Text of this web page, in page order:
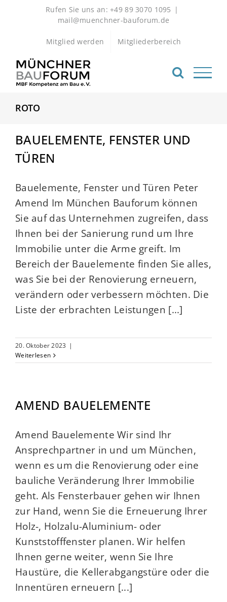
Rufen Sie uns an: +49 89 3070 1095 |
mail@muenchner-bauforum.de
Mitglied werden Mitgliederbereich
ROTO
BAUELEMENTE, FENSTER UND
TÜREN
Bauelemente, Fenster und Türen Peter
Amend Im München Bauforum können
Sie auf das Unternehmen zugreifen, dass
Ihnen bei der Sanierung rund um Ihre
Immobilie unter die Arme greift. Im
Bereich der Bauelemente finden Sie alles,
was Sie bei der Renovierung erneuern,
verändern oder verbessern möchten. Die
Liste der erbrachten Leistungen [...]
20. Oktober 2023 |
Weiterlesen
AMEND BAUELEMENTE
Amend Bauelemente Wir sind Ihr
Ansprechpartner in und um München,
wenn es um die Renovierung oder eine
bauliche Veränderung Ihrer Immobilie
geht. Als Fensterbauer gehen wir Ihnen
zur Hand, wenn Sie die Erneuerung Ihrer
Holz-, Holzalu-Aluminium- oder
Kunststofffenster planen. Wir helfen
Ihnen gerne weiter, wenn Sie Ihre
Haustüre, die Kellerabgangstüre oder die
Innentüren erneuern [...]